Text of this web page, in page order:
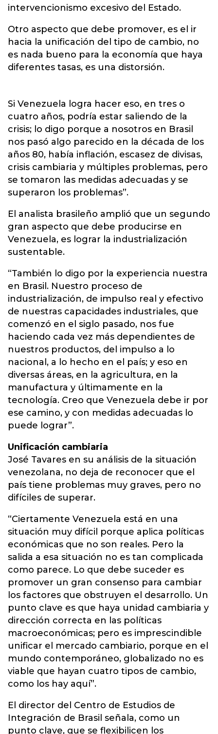
intervencionismo excesivo del Estado.
Otro aspecto que debe promover, es el ir
hacia la unificación del tipo de cambio, no
es nada bueno para la economía que haya
diferentes tasas, es una distorsión.
Si Venezuela logra hacer eso, en tres o
cuatro años, podría estar saliendo de la
crisis; lo digo porque a nosotros en Brasil
nos pasó algo parecido en la década de los
años 80, había inflación, escasez de divisas,
crisis cambiaria y múltiples problemas, pero
se tomaron las medidas adecuadas y se
superaron los problemas”.
El analista brasileño amplió que un segundo
gran aspecto que debe producirse en
Venezuela, es lograr la industrialización
sustentable.
“También lo digo por la experiencia nuestra
en Brasil. Nuestro proceso de
industrialización, de impulso real y efectivo
de nuestras capacidades industriales, que
comenzó en el siglo pasado, nos fue
haciendo cada vez más dependientes de
nuestros productos, del impulso a lo
nacional, a lo hecho en el país; y eso en
diversas áreas, en la agricultura, en la
manufactura y últimamente en la
tecnología. Creo que Venezuela debe ir por
ese camino, y con medidas adecuadas lo
puede lograr”.
Unificación cambiaria
José Tavares en su análisis de la situación
venezolana, no deja de reconocer que el
país tiene problemas muy graves, pero no
difíciles de superar.
“Ciertamente Venezuela está en una
situación muy difícil porque aplica políticas
económicas que no son reales. Pero la
salida a esa situación no es tan complicada
como parece. Lo que debe suceder es
promover un gran consenso para cambiar
los factores que obstruyen el desarrollo. Un
punto clave es que haya unidad cambiaria y
dirección correcta en las políticas
macroeconómicas; pero es imprescindible
unificar el mercado cambiario, porque en el
mundo contemporáneo, globalizado no es
viable que hayan cuatro tipos de cambio,
como los hay aquí”.
El director del Centro de Estudios de
Integración de Brasil señala, como un
punto clave, que se flexibilicen los